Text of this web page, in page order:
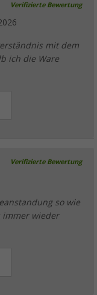
Verifizierte Bewertung
mit dem
ich die Ware
Verifizierte Bewertung
so wie
immer wieder